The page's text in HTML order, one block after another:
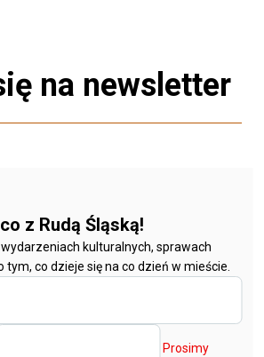
na newsletter
z Rudą Śląską!
kulturalnych, sprawach
co dzieje się na co dzień w mieście.
Prosimy